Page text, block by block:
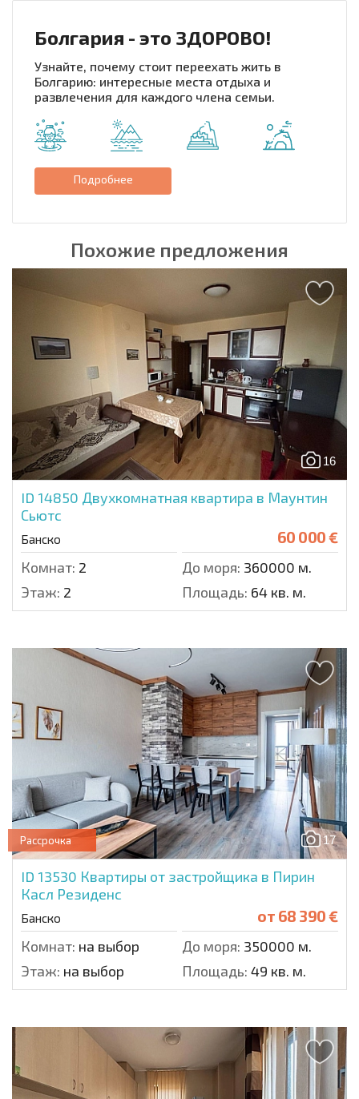
Болгария - это ЗДОРОВО!
Узнайте, почему стоит переехать жить в
Болгарию: интересные места отдыха и
развлечения для каждого члена семьи.
Подробнее
Похожие предложения
16
ID 14850 Двухкомнатная квартира в Маунтин
Сьютс
Банско 60 000 €
Комнат: 2 До моря: 360000 м.
Этаж: 2 Площадь: 64 кв. м.
17
Рассрочка
ID 13530 Квартиры от застройщика в Пирин
Касл Резиденс
Банско от 68 390 €
Комнат: на выбор До моря: 350000 м.
Этаж: на выбор Площадь: 49 кв. м.